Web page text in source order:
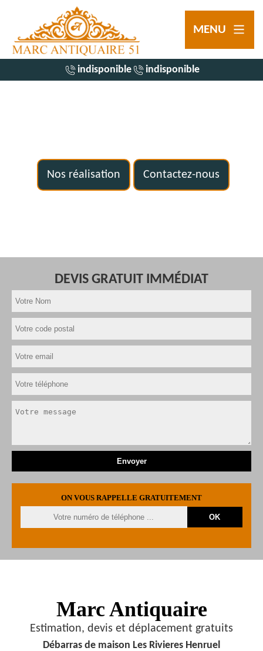
MENU
indisponible indisponible
Nos réalisation Contactez-nous
DEVIS GRATUIT IMMÉDIAT
ON VOUS RAPPELLE GRATUITEMENT
Marc Antiquaire
Estimation, devis et déplacement gratuits
Débarras de maison Les Rivieres Henruel